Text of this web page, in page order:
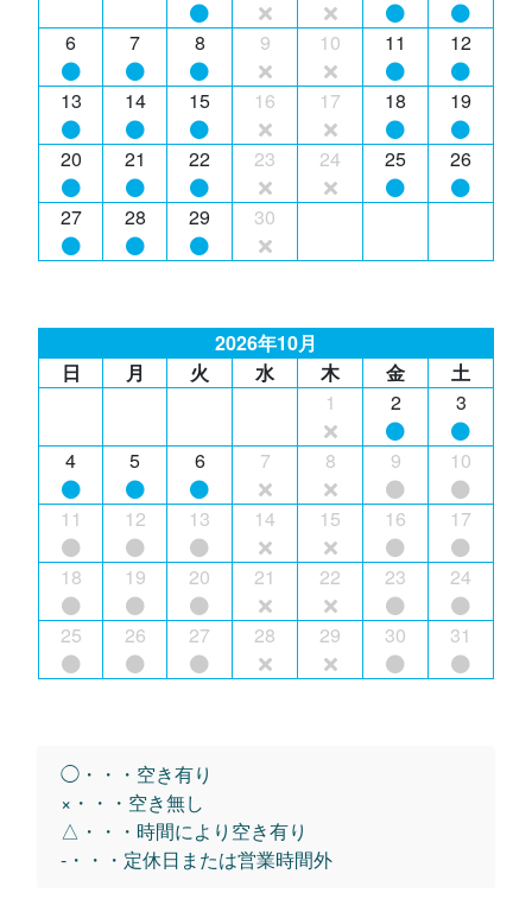
6 7 8 9 10 11 12
13 14 15 16 17 18 19
20 21 22 23 24 25 26
27 28 29 30
2026年10月
日
月 火 水 木 金
土
1
2 3
4 5 6 7 8 9 10
11 12 13 14 15 16 17
18 19 20 21 22 23 24
25 26 27 28 29 30 31
◯・・・空き有り
×・・・空き無し
△・・・時間により空き有り
-・・・定休日または営業時間外